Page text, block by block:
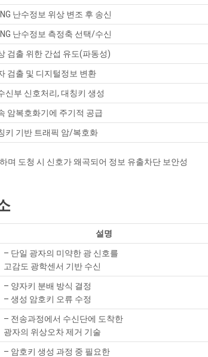
난수정보 위상 변조 후 송신
난수정보 측정축 선택/수신
검출 위한 간섭 유도(파동성)
검출 및 디지털정보 변환
신부 신호처리, 대칭키 생성
암복호화기에 주기적 공급
키 기반 트래픽 암/복호화
며 도청 시 신호가 왜곡되어 정보 유출차단 보안성
설명
– 단일 광자의 미약한 광 신호를
고감도 광학센서 기반 수신
– 양자키 분배 방식 결정
– 생성 암호키 오류 수정
– 전송과정에서 수신단에 도착한
광자의 위상오차 제거 기술
– 암호키 생성 과정 중 필요한